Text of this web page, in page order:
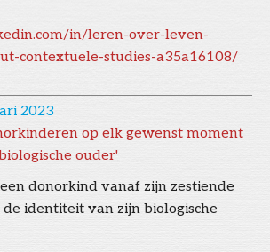
in/leren-over-leven-
contextuele-studies-a35a16108/
2023
op elk gewenst moment
ouder'
donorkind vanaf zijn zestiende
identiteit van zijn biologische